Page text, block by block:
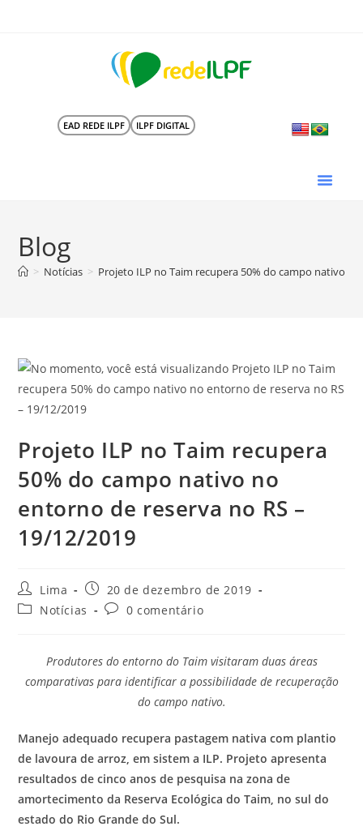
EAD REDE ILPF ILPF DIGITAL
Blog
> Notícias > Projeto ILP no Taim recupera 50% do campo nativo
Projeto ILP no Taim recupera
50% do campo nativo no
entorno de reserva no RS –
19/12/2019
Lima
20 de dezembro de 2019
Notícias
0 comentário
Produtores do entorno do Taim visitaram duas áreas
comparativas para identificar a possibilidade de recuperação
do campo nativo.
Manejo adequado recupera pastagem nativa com plantio
de lavoura de arroz, em sistem a ILP. Projeto apresenta
resultados de cinco anos de pesquisa na zona de
amortecimento da Reserva Ecológica do Taim, no sul do
estado do Rio Grande do Sul.